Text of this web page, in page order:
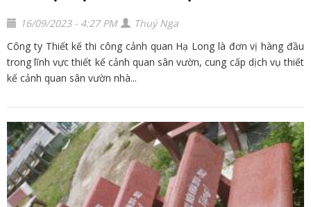
16/09/2023 - 4:27 PM
Thuý Nga
Công ty Thiết kế thi công cảnh quan Hạ Long là đơn vị hàng đầu
trong lĩnh vực thiết kế cảnh quan sân vườn, cung cấp dịch vụ thiết
kế cảnh quan sân vườn nhà...